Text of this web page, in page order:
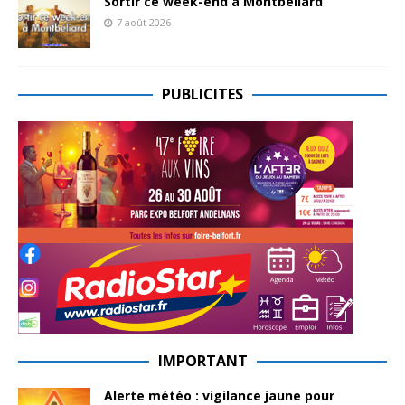
7 août 2026
PUBLICITES
IMPORTANT
Alerte météo : vigilance jaune pour